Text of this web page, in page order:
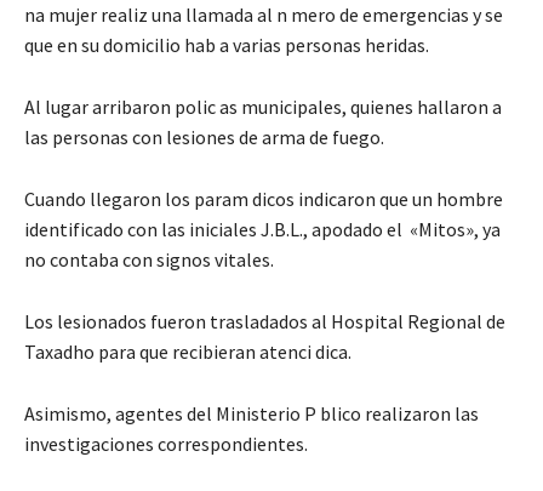
na mujer realiz una llamada al n mero de emergencias y se
que en su domicilio hab a varias personas heridas.
Al lugar arribaron polic as municipales, quienes hallaron a
las personas con lesiones de arma de fuego.
Cuando llegaron los param dicos indicaron que un hombre
identificado con las iniciales J.B.L., apodado el «Mitos», ya
no contaba con signos vitales.
Los lesionados fueron trasladados al Hospital Regional de
Taxadho para que recibieran atenci dica.
Asimismo, agentes del Ministerio P blico realizaron las
investigaciones correspondientes.